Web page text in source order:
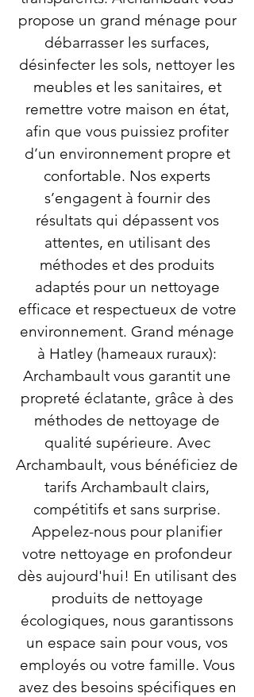
propose un grand ménage pour
débarrasser les surfaces,
désinfecter les sols, nettoyer les
meubles et les sanitaires, et
remettre votre maison en état,
afin que vous puissiez profiter
d’un environnement propre et
confortable. Nos experts
s’engagent à fournir des
résultats qui dépassent vos
attentes, en utilisant des
méthodes et des produits
adaptés pour un nettoyage
efficace et respectueux de votre
environnement. Grand ménage
à Hatley (hameaux ruraux):
Archambault vous garantit une
propreté éclatante, grâce à des
méthodes de nettoyage de
qualité supérieure. Avec
Archambault, vous bénéficiez de
tarifs Archambault clairs,
compétitifs et sans surprise.
Appelez-nous pour planifier
votre nettoyage en profondeur
dès aujourd'hui! En utilisant des
produits de nettoyage
écologiques, nous garantissons
un espace sain pour vous, vos
employés ou votre famille. Vous
avez des besoins spécifiques en